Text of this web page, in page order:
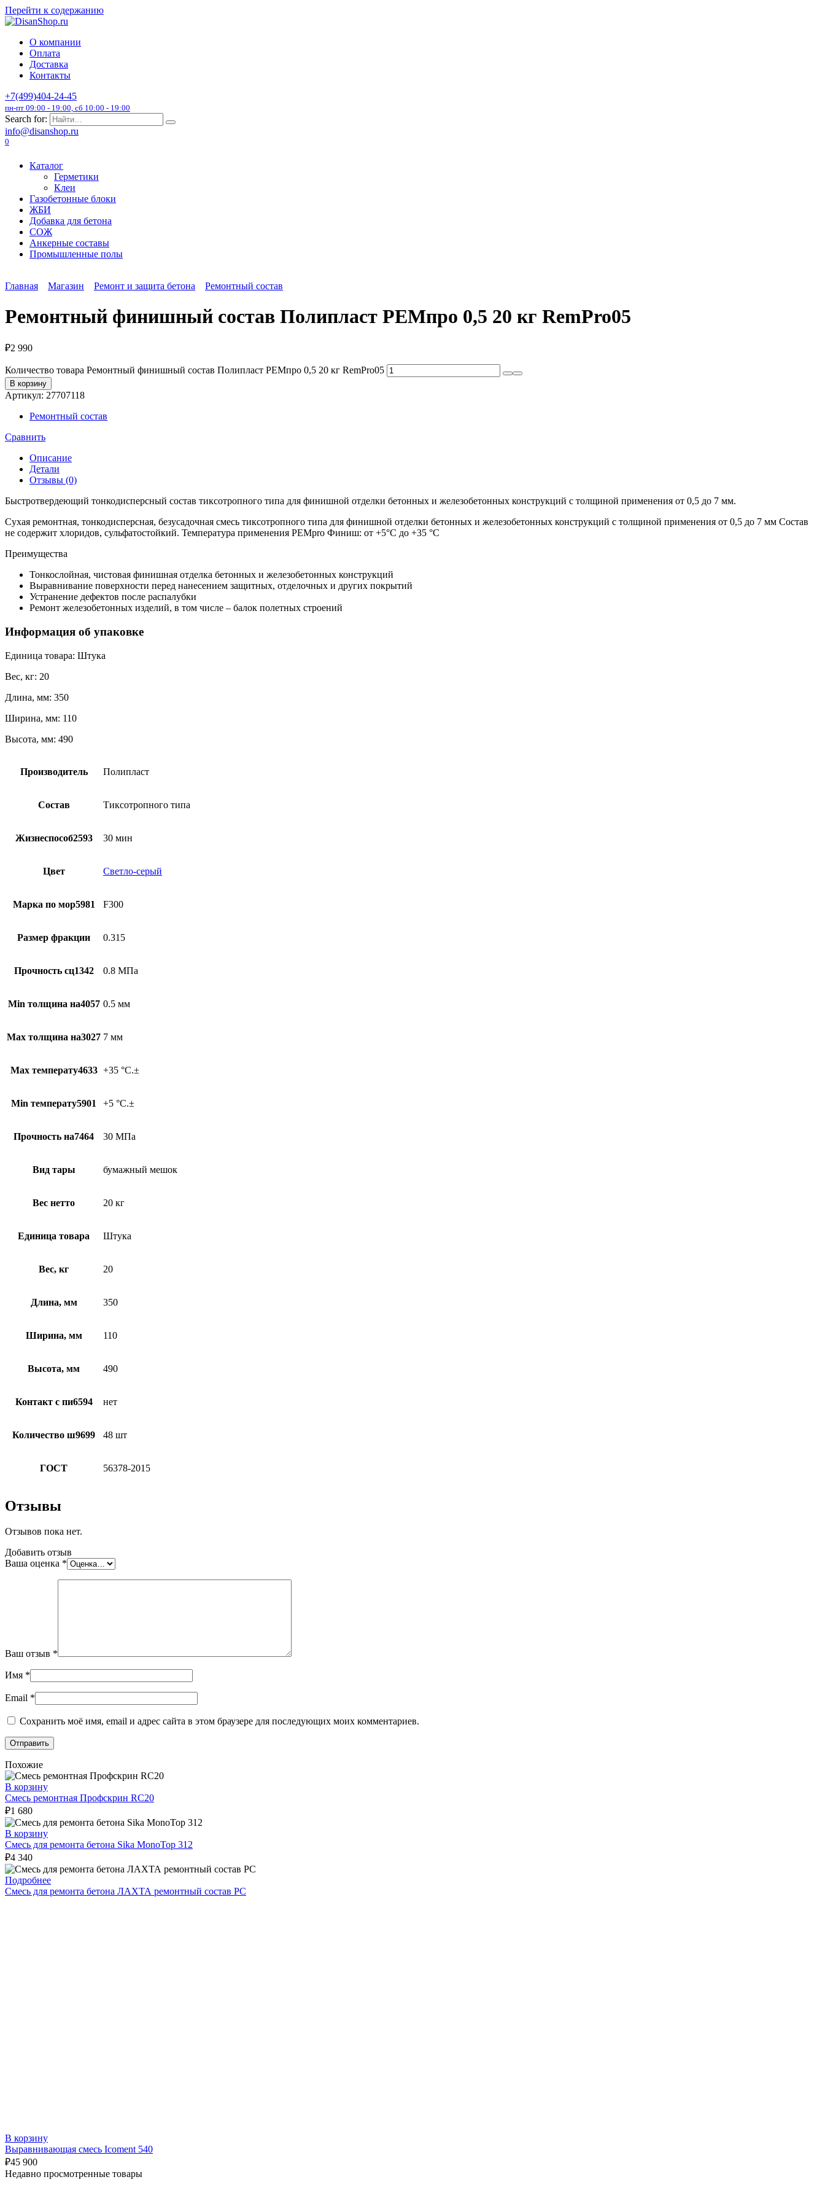
Перейти к содержанию
О компании
Оплата
Доставка
Контакты
+7(499)404-24-45
пн-пт 09:00 - 19:00, сб 10:00 - 19:00
Search for:
info@disanshop.ru
0
Каталог
Герметики
Клеи
Газобетонные блоки
ЖБИ
Добавка для бетона
СОЖ
Анкерные составы
Промышленные полы
Главная Магазин Ремонт и защита бетона Ремонтный состав
Ремонтный финишный состав Полипласт РЕМпро 0,5 20 кг RemPro05
₽2 990
Количество товара Ремонтный финишный состав Полипласт РЕМпро 0,5 20 кг RemPro05
В корзину
Артикул: 27707118
Ремонтный состав
Сравнить
Описание
Детали
Отзывы (0)
Быстротвердеющий тонкодисперсный состав тиксотропного типа для финишной отделки бетонных и железобетонных конструкций с толщиной применения от 0,5 до 7 мм.
Сухая ремонтная, тонкодисперсная, безусадочная смесь тиксотропного типа для финишной отделки бетонных и железобетонных конструкций с толщиной применения от 0,5 до 7 мм Состав
не содержит хлоридов, сульфатостойкий. Температура применения РЕМpro Финиш: от +5°С до +35 °С
Преимущества
Тонкослойная, чистовая финишная отделка бетонных и железобетонных конструкций
Выравнивание поверхности перед нанесением защитных, отделочных и других покрытий
Устранение дефектов после распалубки
Ремонт железобетонных изделий, в том числе – балок полетных строений
Информация об упаковке
Единица товара: Штука
Вес, кг: 20
Длина, мм: 350
Ширина, мм: 110
Высота, мм: 490
Производитель Полипласт
Состав Тиксотропного типа
Жизнеспособ2593 30 мин
Цвет Светло-серый
Марка по мор5981 F300
Размер фракции 0.315
Прочность сц1342 0.8 МПа
Min толщина на4057 0.5 мм
Max толщина на3027 7 мм
Max температу4633 +35 °C.±
Min температу5901 +5 °C.±
Прочность на7464 30 МПа
Вид тары бумажный мешок
Вес нетто 20 кг
Единица товара Штука
Вес, кг 20
Длина, мм 350
Ширина, мм 110
Высота, мм 490
Контакт с пи6594 нет
Количество ш9699 48 шт
ГОСТ 56378-2015
Отзывы
Отзывов пока нет.
Добавить отзыв
Ваша оценка *
Ваш отзыв *
Имя *
Email *
Сохранить моё имя, email и адрес сайта в этом браузере для последующих моих комментариев.
Похожие
В корзину
Смесь ремонтная Профскрин RC20
₽1 680
В корзину
Смесь для ремонта бетона Sika MonoTop 312
₽4 340
Подробнее
Смесь для ремонта бетона ЛАХТА ремонтный состав РС
В корзину
Выравнивающая смесь Icoment 540
₽45 900
Недавно просмотренные товары